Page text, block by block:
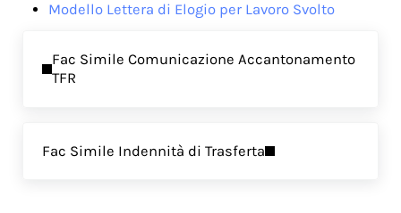
Modello Lettera di Elogio per Lavoro Svolto
Fac Simile Comunicazione Accantonamento
TFR
Fac Simile Indennità di Trasferta